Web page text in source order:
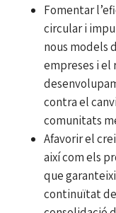
Fomentar
circular i
nous models
empreses i el
contra el
comunitats
Afavorir el
així com els
que
continuïtat